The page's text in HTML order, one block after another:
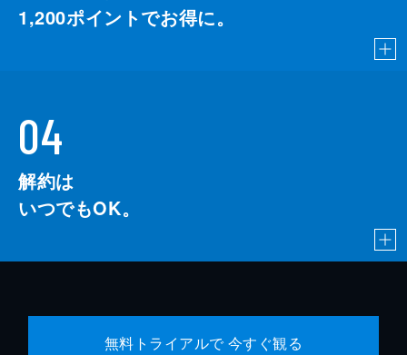
1,200ポイントでお得に。
04
解約は
いつでもOK。
無料トライアルで 今すぐ観る